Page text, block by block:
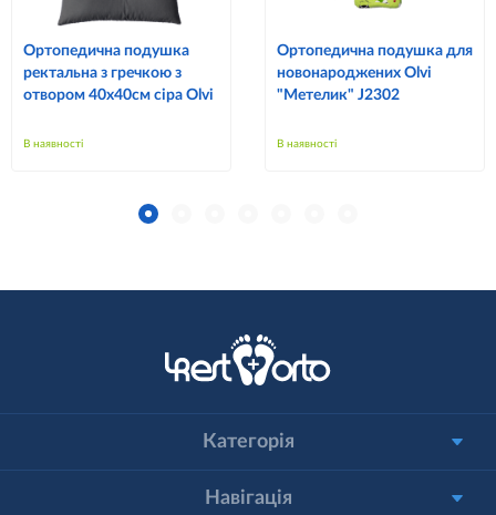
Ортопедична подушка
ректальна з гречкою з
отвором 40х40см сіра Olvi
В наявності
Ортопедична подушка для
новонароджених Olvi
"Метелик" J2302
В наявності
Категорія
Навігація